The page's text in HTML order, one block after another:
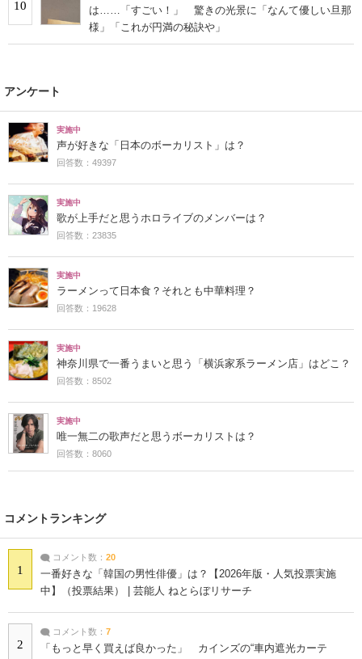
10
は……「すごい！」 驚きの光景に「なんて優しい旦那
様」「これが円満の秘訣や」
アンケート
実施中
声が好きな「日本のボーカリスト」は？
回答数：49397
実施中
歌が上手だと思うホロライブのメンバーは？
回答数：23835
実施中
ラーメンって日本食？それとも中華料理？
回答数：19628
実施中
神奈川県で一番うまいと思う「横浜家系ラーメン店」はどこ？
回答数：8502
実施中
唯一無二の歌声だと思うボーカリストは？
回答数：8060
コメントランキング
1
コメント数： 20
一番好きな「韓国の男性俳優」は？【2026年版・人気投票実施
中】（投票結果） | 芸能人 ねとらぼリサーチ
2
コメント数： 7
「もっと早く買えば良かった」 カインズの“車内遮光カーテ